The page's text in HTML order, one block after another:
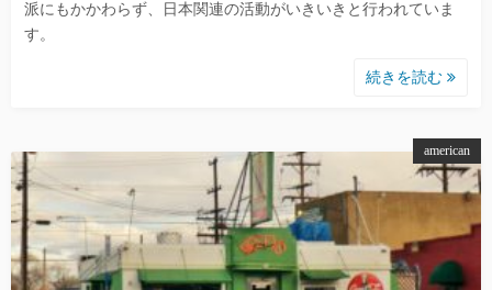
派にもかかわらず、日本関連の活動がいきいきと行われていま
す。
続きを読む
american